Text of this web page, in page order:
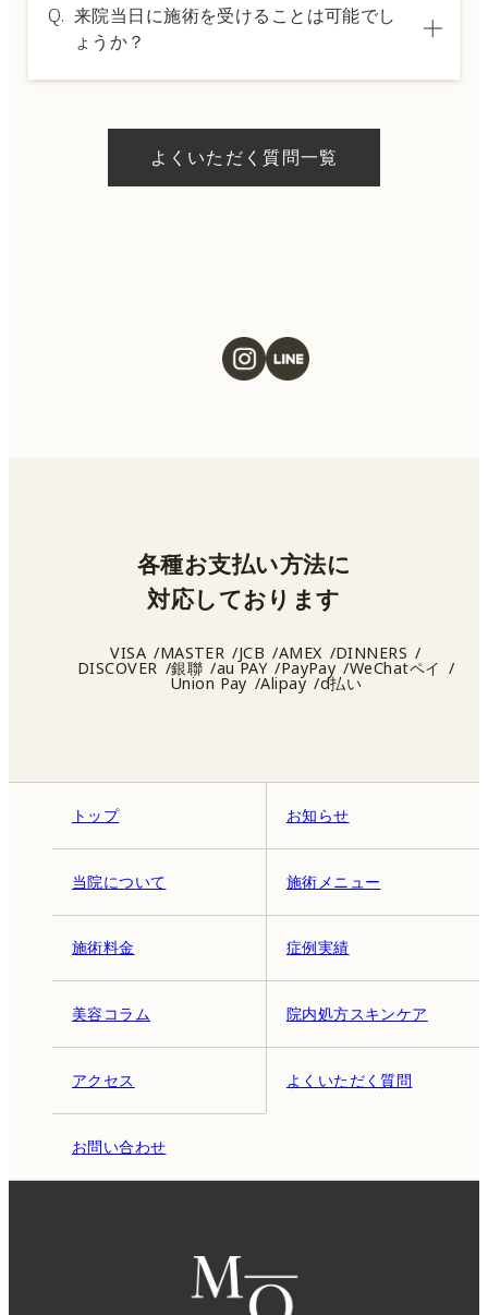
した分割払いも可能です。詳細は受付スタッ
フにお問い合わせください。
Q. 来院当日に施術を受けることは可能でし
ょうか？
ただける施術もございます。当日の施術をご
希望の場合は、ご予約の際にお気軽にご相談
よくいただく質問一覧
トップ お知らせ
当院について 施術メニュー
施術料金 症例実績
美容コラム 院内処方スキンケア
アクセス よくいただく質問
お問い合わせ
各種お支払い方法に
対応しております
VISA MASTER JCB AMEX DINNERS
DISCOVER 銀聯 au PAY PayPay WeChatペイ
Union Pay Alipay d払い